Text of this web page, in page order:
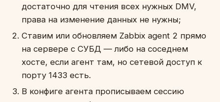
достаточно для чтения всех нужных DMV,
права на изменение данных не нужны;
Ставим или обновляем Zabbix agent 2 прямо
на сервере с СУБД — либо на соседнем
хосте, если агент там, но сетевой доступ к
порту 1433 есть.
В конфиге агента прописываем сессию